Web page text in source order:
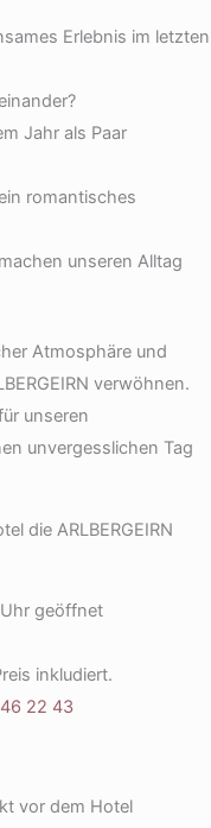
Erlebnis im letzten
Jahr als Paar
romantisches
unseren Alltag
Atmosphäre und
verwöhnen.
unseren
unvergesslichen Tag
die ARLBERGEIRN
geöffnet
inkludiert.
22 43
vor dem Hotel